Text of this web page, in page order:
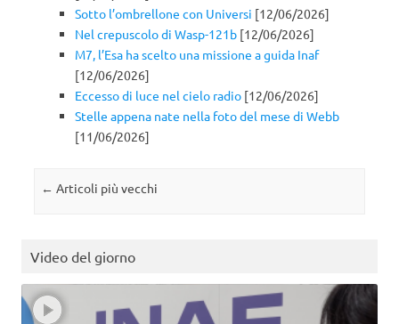
Sotto l’ombrellone con Universi [12/06/2026]
Nel crepuscolo di Wasp-121b [12/06/2026]
M7, l’Esa ha scelto una missione a guida Inaf
[12/06/2026]
Eccesso di luce nel cielo radio [12/06/2026]
Stelle appena nate nella foto del mese di Webb
[11/06/2026]
Navigazione articolo
← Articoli più vecchi
Video del giorno